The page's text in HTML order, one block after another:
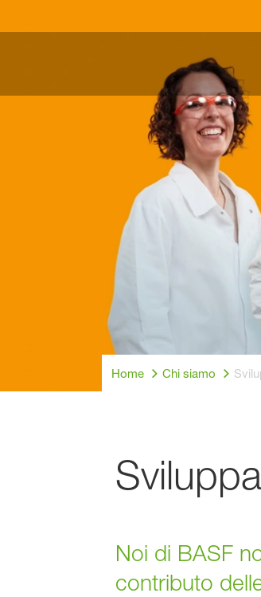
Home Chi siamo
Noi di BASF
contributo